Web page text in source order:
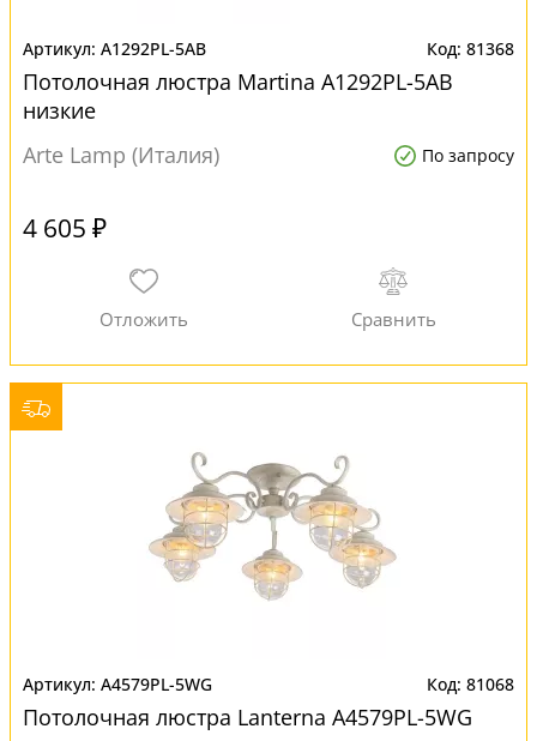
A1292PL-5AB 81368
Потолочная люстра Martina A1292PL-5AB
низкие
Arte Lamp (Италия)
По запросу
4 605 ₽
A4579PL-5WG 81068
Потолочная люстра Lanterna A4579PL-5WG